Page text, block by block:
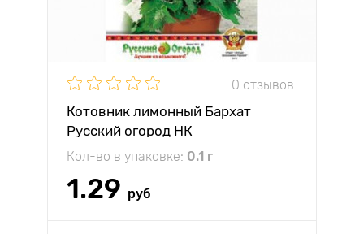
0 отзывов
Котовник лимонный Бархат
Русский огород НК
Кол-во в упаковке: 0.1 г
1.29 руб